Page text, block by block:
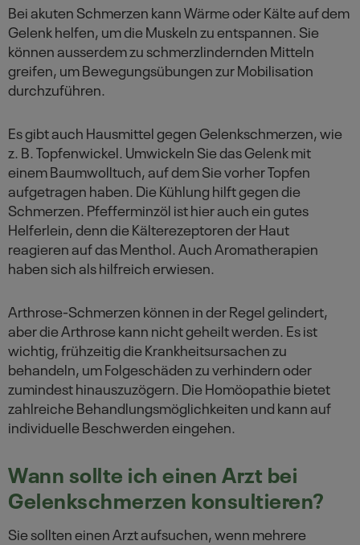
Bei akuten Schmerzen kann Wärme oder Kälte auf dem
Gelenk helfen, um die Muskeln zu entspannen. Sie
können ausserdem zu schmerzlindernden Mitteln
greifen, um Bewegungsübungen zur Mobilisation
durchzuführen.
Es gibt auch Hausmittel gegen Gelenkschmerzen, wie
z. B. Topfenwickel. Umwickeln Sie das Gelenk mit
einem Baumwolltuch, auf dem Sie vorher Topfen
aufgetragen haben. Die Kühlung hilft gegen die
Schmerzen. Pfefferminzöl ist hier auch ein gutes
Helferlein, denn die Kälterezeptoren der Haut
reagieren auf das Menthol. Auch Aromatherapien
haben sich als hilfreich erwiesen.
Arthrose-Schmerzen können in der Regel gelindert,
aber die Arthrose kann nicht geheilt werden. Es ist
wichtig, frühzeitig die Krankheitsursachen zu
behandeln, um Folgeschäden zu verhindern oder
zumindest hinauszuzögern. Die Homöopathie bietet
zahlreiche Behandlungsmöglichkeiten und kann auf
individuelle Beschwerden eingehen.
Wann sollte ich einen Arzt bei
Gelenkschmerzen konsultieren?
Sie sollten einen Arzt aufsuchen, wenn mehrere